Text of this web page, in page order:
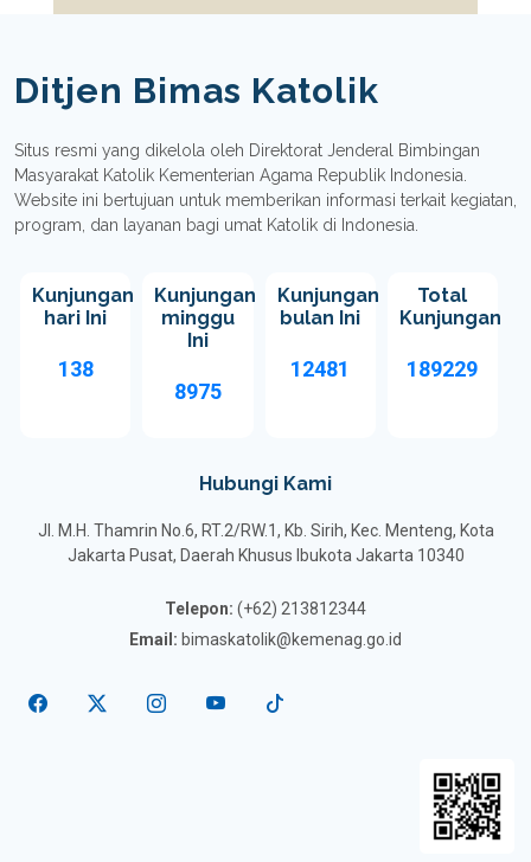
Ditjen Bimas Katolik
Situs resmi yang dikelola oleh Direktorat Jenderal Bimbingan
Masyarakat Katolik Kementerian Agama Republik Indonesia.
Website ini bertujuan untuk memberikan informasi terkait kegiatan,
program, dan layanan bagi umat Katolik di Indonesia.
Kunjungan
hari Ini
138
Kunjungan
minggu
Ini
8975
Kunjungan
bulan Ini
12481
Total
Kunjungan
189229
Hubungi Kami
Jl. M.H. Thamrin No.6, RT.2/RW.1, Kb. Sirih, Kec. Menteng, Kota
Jakarta Pusat, Daerah Khusus Ibukota Jakarta 10340
Telepon: (+62) 213812344
Email: bimaskatolik@kemenag.go.id